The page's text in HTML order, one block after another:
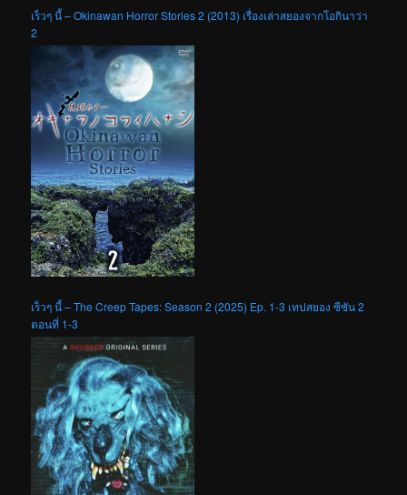
เร็วๆ นี้ – Okinawan Horror Stories 2 (2013) เรื่องเล่าสยองจากโอกินาว่า
2
เร็วๆ นี้ – The Creep Tapes: Season 2 (2025) Ep. 1-3 เทปสยอง ซีซัน 2
ตอนที่ 1-3